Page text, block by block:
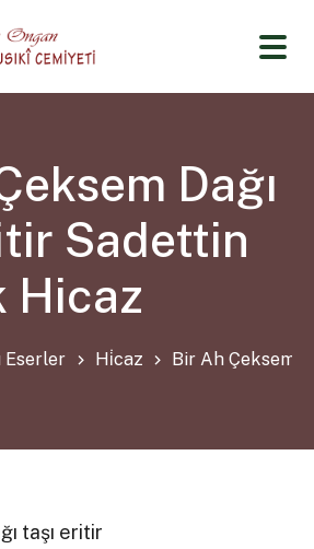
Dağı
Sadettin
Hicaz
Eserler Hi̇caz Bir Ah Çeksem
taşı eritir